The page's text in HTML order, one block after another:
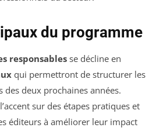
du programme
responsables se décline en
qui permettront de structurer les
des deux prochaines années.
sur des étapes pratiques et
éditeurs à améliorer leur impact